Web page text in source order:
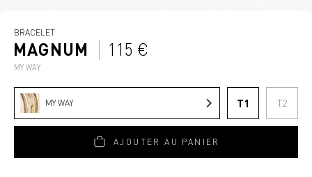
BRACELET
MAGNUM
MY WAY
115 €
MY WAY T1 T2
AJOUTER AU PANIER